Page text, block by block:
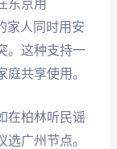
东京用
家人同时用安
。这种支持一
共享使用。
在柏林听民谣
广州节点。